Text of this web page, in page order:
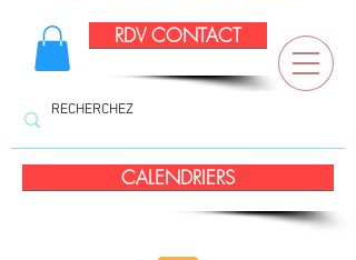
RDV CONTACT
CALENDRIERS